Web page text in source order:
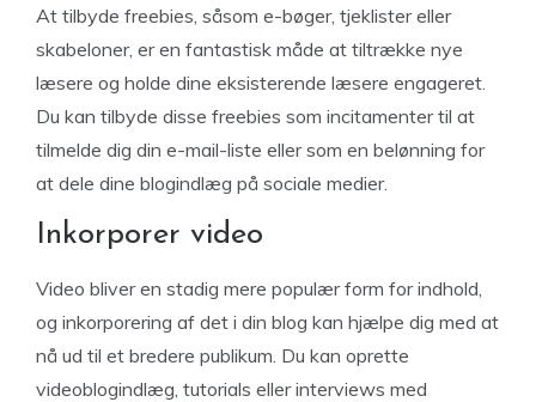
At tilbyde freebies, såsom e-bøger, tjeklister eller
skabeloner, er en fantastisk måde at tiltrække nye
læsere og holde dine eksisterende læsere engageret.
Du kan tilbyde disse freebies som incitamenter til at
tilmelde dig din e-mail-liste eller som en belønning for
at dele dine blogindlæg på sociale medier.
Inkorporer video
Video bliver en stadig mere populær form for indhold,
og inkorporering af det i din blog kan hjælpe dig med at
nå ud til et bredere publikum. Du kan oprette
videoblogindlæg, tutorials eller interviews med